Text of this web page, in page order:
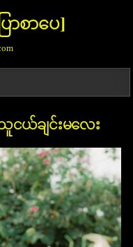
ာစာပေ]
ယ်ချင်းမလေး